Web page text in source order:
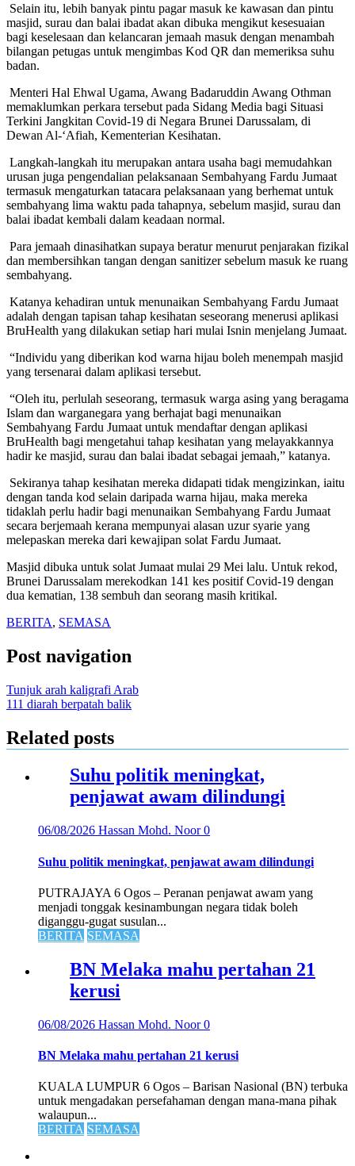
Selain itu, lebih banyak pintu pagar masuk ke kawasan dan pintu
masjid, surau dan balai ibadat akan dibuka mengikut kesesuaian
bagi keselesaan dan kelancaran jemaah masuk dengan menambah
bilangan petugas untuk mengimbas Kod QR dan memeriksa suhu
badan.
Menteri Hal Ehwal Ugama, Awang Badaruddin Awang Othman
memaklumkan perkara tersebut pada Sidang Media bagi Situasi
Terkini Jangkitan Covid-19 di Negara Brunei Darussalam, di
Dewan Al-‘Afiah, Kementerian Kesihatan.
Langkah-langkah itu merupakan antara usaha bagi memudahkan
urusan juga pengendalian pelaksanaan Sembahyang Fardu Jumaat
termasuk mengaturkan tatacara pelaksanaan yang berhemat untuk
sembahyang lima waktu pada tahapnya, sebelum masjid, surau dan
balai ibadat kembali dalam keadaan normal.
Para jemaah dinasihatkan supaya beratur menurut penjarakan fizikal
dan membersihkan tangan dengan sanitizer sebelum masuk ke ruang
sembahyang.
Katanya kehadiran untuk menunaikan Sembahyang Fardu Jumaat
adalah dengan tapisan tahap kesihatan seseorang menerusi aplikasi
BruHealth yang dilakukan setiap hari mulai Isnin menjelang Jumaat.
“Individu yang diberikan kod warna hijau boleh menempah masjid
yang tersenarai dalam aplikasi tersebut.
“Oleh itu, perlulah seseorang, termasuk warga asing yang beragama
Islam dan warganegara yang berhajat bagi menunaikan
Sembahyang Fardu Jumaat untuk mendaftar dengan aplikasi
BruHealth bagi mengetahui tahap kesihatan yang melayakkannya
hadir ke masjid, surau dan balai ibadat sebagai jemaah,” katanya.
Sekiranya tahap kesihatan mereka didapati tidak mengizinkan, iaitu
dengan tanda kod selain daripada warna hijau, maka mereka
tidaklah perlu hadir bagi menunaikan Sembahyang Fardu Jumaat
secara berjemaah kerana mempunyai alasan uzur syarie yang
melepaskan mereka dari kewajipan solat Fardu Jumaat.
Masjid dibuka untuk solat Jumaat mulai 29 Mei lalu. Untuk rekod,
Brunei Darussalam merekodkan 141 kes positif Covid-19 dengan
dua kematian, 138 sembuh dan seorang masih kritikal.
BERITA, SEMASA
Post navigation
Tunjuk arah kaligrafi Arab
111 diarah berpatah balik
Related posts
Suhu politik meningkat,
penjawat awam dilindungi
06/08/2026 Hassan Mohd. Noor0
Suhu politik meningkat, penjawat awam dilindungi
PUTRAJAYA 6 Ogos – Peranan penjawat awam yang
menjadi tonggak kesinambungan negara tidak boleh
diganggu-gugat susulan...
BERITA SEMASA
BN Melaka mahu pertahan 21
kerusi
06/08/2026 Hassan Mohd. Noor0
BN Melaka mahu pertahan 21 kerusi
KUALA LUMPUR 6 Ogos – Barisan Nasional (BN) terbuka
untuk mengadakan persefahaman dengan mana-mana pihak
walaupun...
BERITA SEMASA